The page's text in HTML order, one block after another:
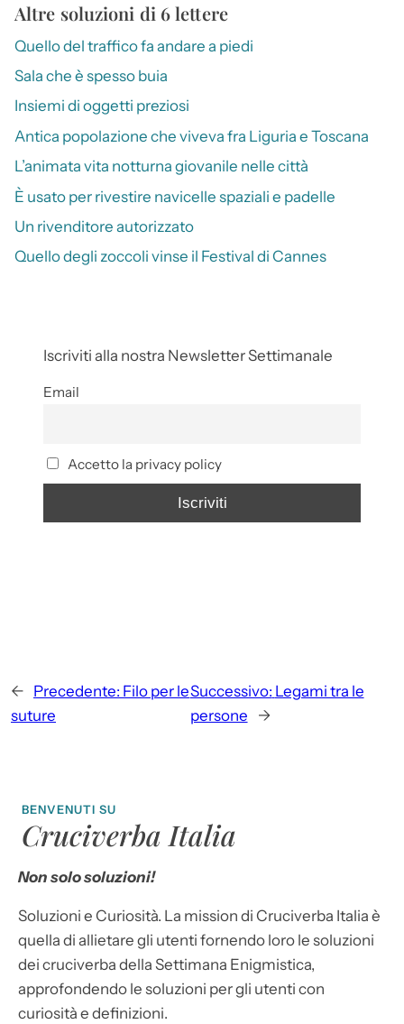
Altre soluzioni di 6 lettere
Quello del traffico fa andare a piedi
Sala che è spesso buia
Insiemi di oggetti preziosi
Antica popolazione che viveva fra Liguria e Toscana
L’animata vita notturna giovanile nelle città
È usato per rivestire navicelle spaziali e padelle
Un rivenditore autorizzato
Quello degli zoccoli vinse il Festival di Cannes
Iscriviti alla nostra Newsletter Settimanale
Email
Accetto la privacy policy
← Precedente: Filo per le
suture
Successivo: Legami tra le
persone
→
BENVENUTI SU
Cruciverba Italia
Non solo soluzioni!
Soluzioni e Curiosità. La mission di Cruciverba Italia è
quella di allietare gli utenti fornendo loro le soluzioni
dei cruciverba della Settimana Enigmistica,
approfondendo le soluzioni per gli utenti con
curiosità e definizioni.